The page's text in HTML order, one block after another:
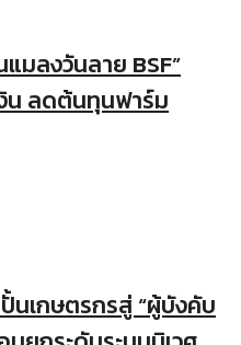
แมลงวันลาย BSF”
งิน ลดต้นทุนฟาร์ม
เกษตรกรสู่ “ผู้บังคับ